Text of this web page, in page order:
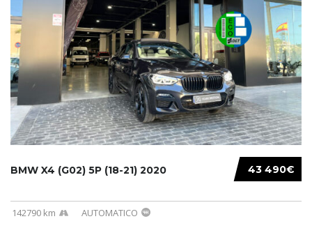
43 490€
BMW X4 (G02) 5P (18-21) 2020
142790 km AUTOMATICO